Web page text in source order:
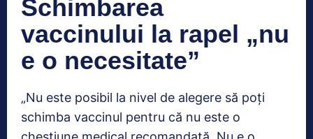
Schimbarea
vaccinului la rapel „nu
e o necesitate”
„Nu este posibil la nivel de alegere să poți
schimba vaccinul pentru că nu este o